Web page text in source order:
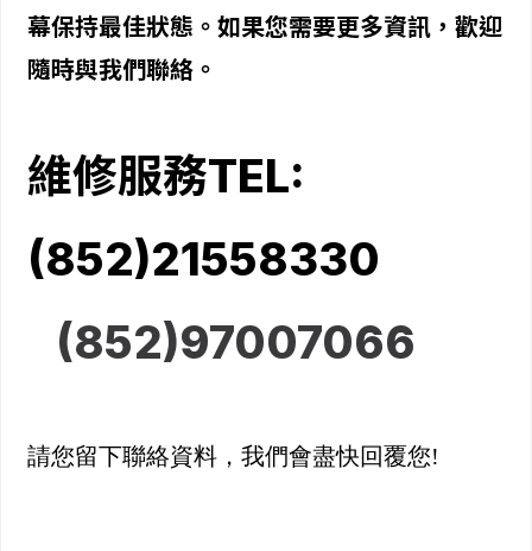
幕保持最佳狀態。如果您需要更多資訊，歡迎
隨時與我們聯絡。
維修服務TEL:
(852)21558330
(852)97007066
請您留下聯絡資料，我們會盡快回覆您!